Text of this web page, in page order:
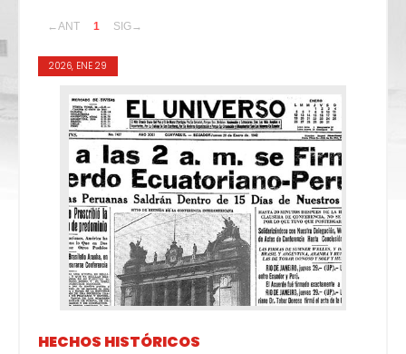
←ANT 1 SIG→
2026, ENE 29
HECHOS HISTÓRICOS